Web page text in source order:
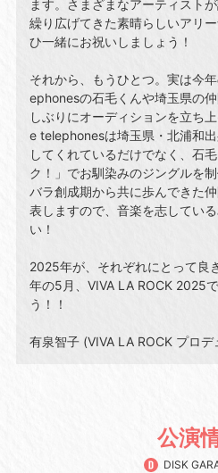
ます。さまざまなアーティスト
繰り広げてきた素晴らしいアリ
ひ⼀緒にお祝いしましょう！
それから、もうひとつ。実は今
ephonesの⽯⽑くんや埼⽟県の
しぶりにオーディションを⽴ち
e telephonesは埼⽟県・北浦和
してくれているだけでなく、⽯
ク！」でお馴染みのジングルを
バラ創成期から共に歩んできた
表しますので、⾳楽を志してい
い！
2025年が、それぞれにとって良
年の5⽉、VIVA LA ROCK 2025
う！！
有泉智⼦ (VIVA LA ROCK プロデ
公演
DISK